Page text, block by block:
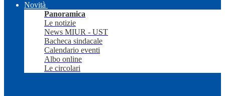
Novità
Panoramica
Le notizie
News MIUR - UST
Bacheca sindacale
Calendario eventi
Albo online
Le circolari